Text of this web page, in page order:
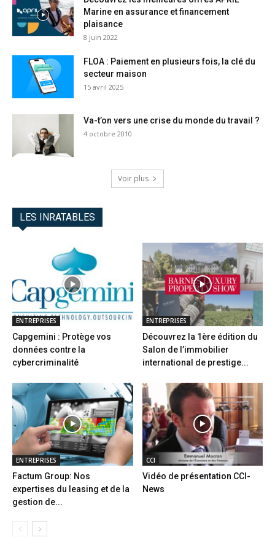
Marine en assurance et financement
plaisance
8 juin 2022
FLOA : Paiement en plusieurs fois, la clé du
secteur maison
15 avril 2025
Va-t’on vers une crise du monde du travail ?
4 octobre 2010
Voir plus
LES INRATABLES
ENTREPRISES
Capgemini : Protège vos
données contre la
cybercriminalité
ENTREPRISES
Découvrez la 1ère édition du
Salon de l’immobilier
international de prestige...
ENTREPRISES
Factum Group: Nos
expertises du leasing et de la
gestion de...
CCI
Vidéo de présentation CCI-
News